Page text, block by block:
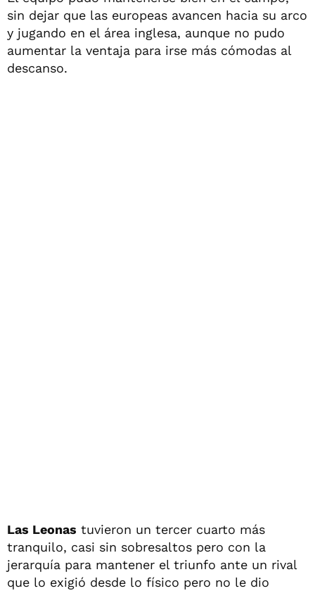
sin dejar que las europeas avancen hacia su arco
y jugando en el área inglesa, aunque no pudo
aumentar la ventaja para irse más cómodas al
descanso.
Las Leonas tuvieron un tercer cuarto más
tranquilo, casi sin sobresaltos pero con la
jerarquía para mantener el triunfo ante un rival
que lo exigió desde lo físico pero no le dio